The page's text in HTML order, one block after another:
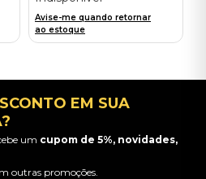
Avise-me quando retornar
ao estoque
EM SUA
um cupom de 5%, novidades,
outras promoções.